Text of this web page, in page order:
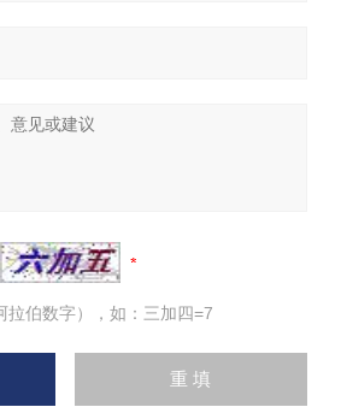
拉伯数字），如：三加四=7